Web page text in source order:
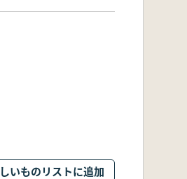
いものリストに追加